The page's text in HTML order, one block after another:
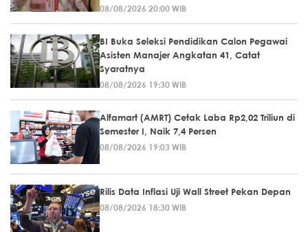
08/08/2026 20:00 WIB
BI Buka Seleksi Pendidikan Calon Pegawai
Asisten Manajer Angkatan 41, Catat
Syaratnya
08/08/2026 19:30 WIB
Alfamart (AMRT) Cetak Laba Rp2,02 Triliun di
Semester I, Naik 7,4 Persen
08/08/2026 19:03 WIB
Rilis Data Inflasi Uji Wall Street Pekan Depan
08/08/2026 18:30 WIB